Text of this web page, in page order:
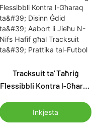
Tracksuit ta' Taħriġ
Flessibbli Kontra l-Għaraq
Jieħu N-Nifs Ħafif għal
Tracksuit ta' Prattika tal-
Inkjesta